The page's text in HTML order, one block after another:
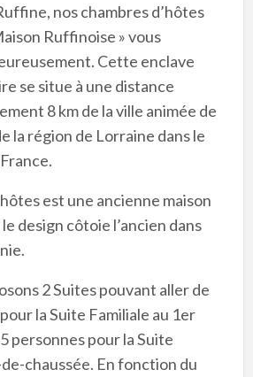
nos chambres d’hôtes
Ruffinoise » vous
Cette enclave
se situe à une distance
8 km de la ville animée de
la région de Lorraine dans le
est une ancienne maison
design côtoie l’ancien dans
2 Suites pouvant aller de
la Suite Familiale au 1er
personnes pour la Suite
chaussée. En fonction du